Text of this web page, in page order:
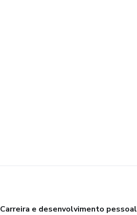
Carreira e desenvolvimento pessoal